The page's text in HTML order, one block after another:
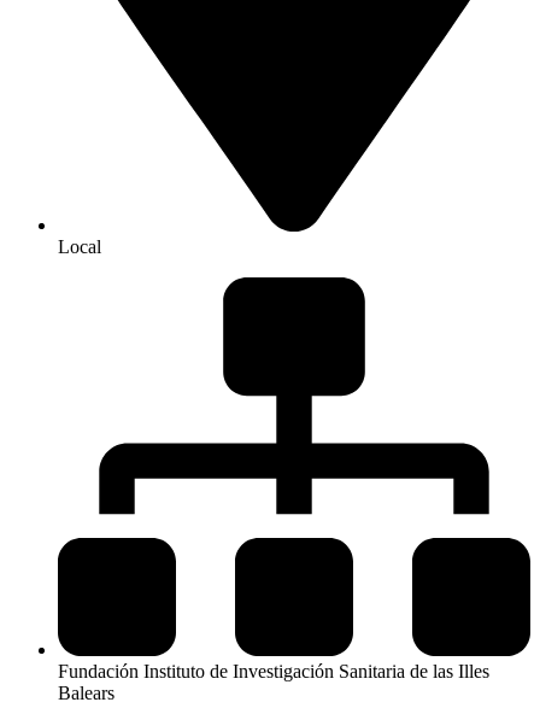
Local
Fundación Instituto de Investigación Sanitaria de las Illes
Balears